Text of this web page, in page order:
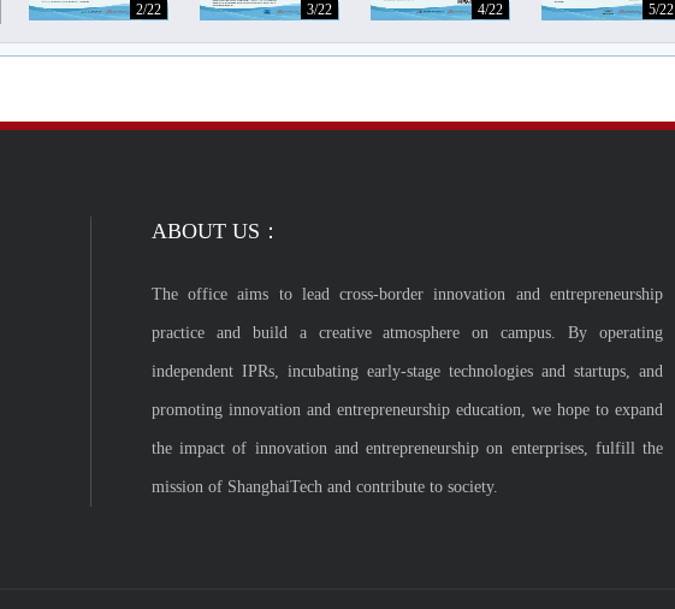
2/22 3/22 4/22 5/22
ABOUT US：
The office aims to lead cross-border innovation and entrepreneurship
practice and build a creative atmosphere on campus. By operating
independent IPRs, incubating early-stage technologies and startups, and
promoting innovation and entrepreneurship education, we hope to expand
the impact of innovation and entrepreneurship on enterprises, fulfill the
mission of ShanghaiTech and contribute to society.